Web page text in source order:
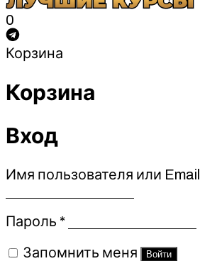
0
Корзина
Корзина
Вход
Имя пользователя или Email
Пароль *Обязательно
Запомнить меня Войти